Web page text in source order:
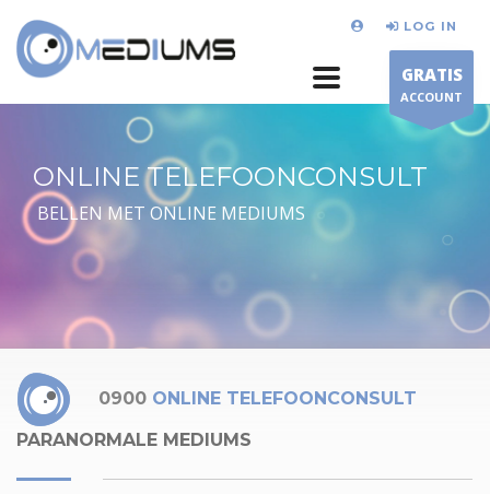
LOG IN
GRATIS
ACCOUNT
ONLINE TELEFOONCONSULT
BELLEN MET ONLINE MEDIUMS
0900 ONLINE TELEFOONCONSULT
PARANORMALE MEDIUMS